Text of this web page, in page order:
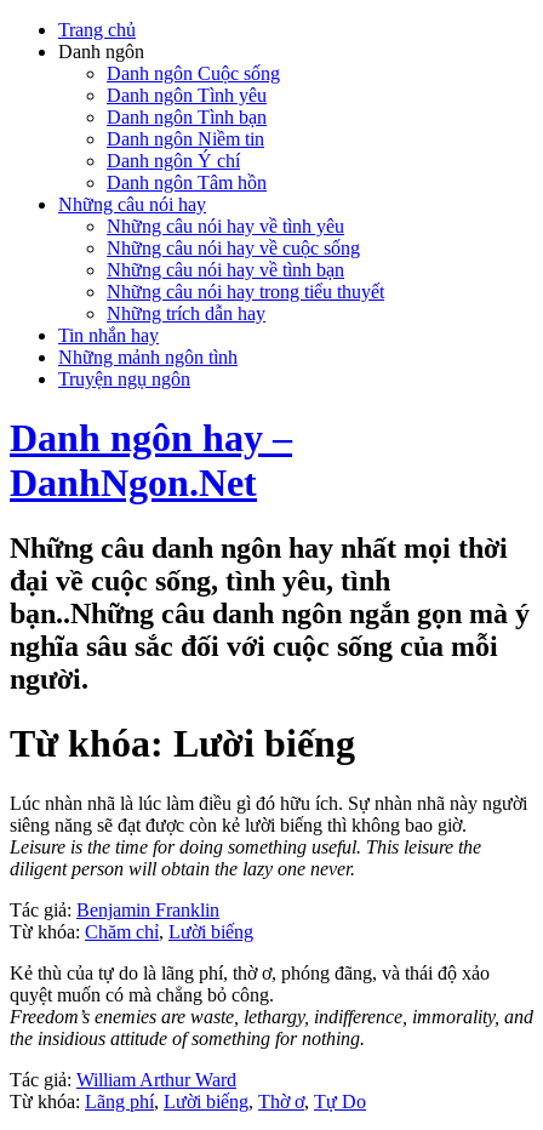
Trang chủ
Danh ngôn
Danh ngôn Cuộc sống
Danh ngôn Tình yêu
Danh ngôn Tình bạn
Danh ngôn Niềm tin
Danh ngôn Ý chí
Danh ngôn Tâm hồn
Những câu nói hay
Những câu nói hay về tình yêu
Những câu nói hay về cuộc sống
Những câu nói hay về tình bạn
Những câu nói hay trong tiểu thuyết
Những trích dẫn hay
Tin nhắn hay
Những mảnh ngôn tình
Truyện ngụ ngôn
Danh ngôn hay –
DanhNgon.Net
Những câu danh ngôn hay nhất mọi thời
đại về cuộc sống, tình yêu, tình
bạn..Những câu danh ngôn ngắn gọn mà ý
nghĩa sâu sắc đối với cuộc sống của mỗi
người.
Từ khóa: Lười biếng
Lúc nhàn nhã là lúc làm điều gì đó hữu ích. Sự nhàn nhã này người
siêng năng sẽ đạt được còn kẻ lười biếng thì không bao giờ.
Leisure is the time for doing something useful. This leisure the
diligent person will obtain the lazy one never.
Tác giả: Benjamin Franklin
Từ khóa: Chăm chỉ, Lười biếng
Kẻ thù của tự do là lãng phí, thờ ơ, phóng đãng, và thái độ xảo
quyệt muốn có mà chẳng bỏ công.
Freedom’s enemies are waste, lethargy, indifference, immorality, and
the insidious attitude of something for nothing.
Tác giả: William Arthur Ward
Từ khóa: Lãng phí, Lười biếng, Thờ ơ, Tự Do